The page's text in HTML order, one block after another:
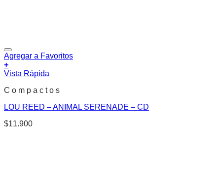
Agregar a Favoritos
+
Vista Rápida
C o m p a c t o s
LOU REED – ANIMAL SERENADE – CD
$11.900